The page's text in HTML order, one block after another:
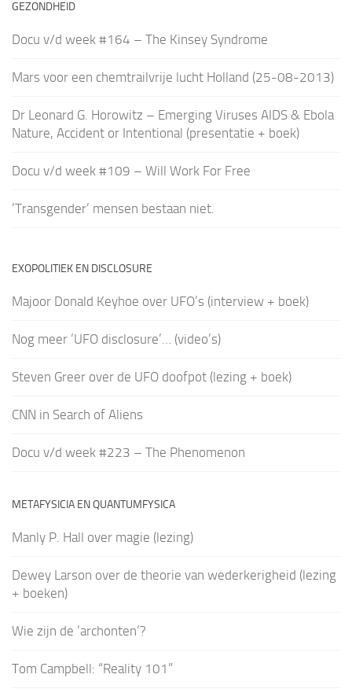
GEZONDHEID
Docu v/d week #164 – The Kinsey Syndrome
Mars voor een chemtrailvrije lucht Holland (25-08-2013)
Dr Leonard G. Horowitz – Emerging Viruses AIDS & Ebola
Nature, Accident or Intentional (presentatie + boek)
Docu v/d week #109 – Will Work For Free
‘Transgender’ mensen bestaan niet.
EXOPOLITIEK EN DISCLOSURE
Majoor Donald Keyhoe over UFO’s (interview + boek)
Nog meer ‘UFO disclosure’… (video’s)
Steven Greer over de UFO doofpot (lezing + boek)
CNN in Search of Aliens
Docu v/d week #223 – The Phenomenon
METAFYSICIA EN QUANTUMFYSICA
Manly P. Hall over magie (lezing)
Dewey Larson over de theorie van wederkerigheid (lezing
+ boeken)
Wie zijn de ‘archonten’?
Tom Campbell: “Reality 101”